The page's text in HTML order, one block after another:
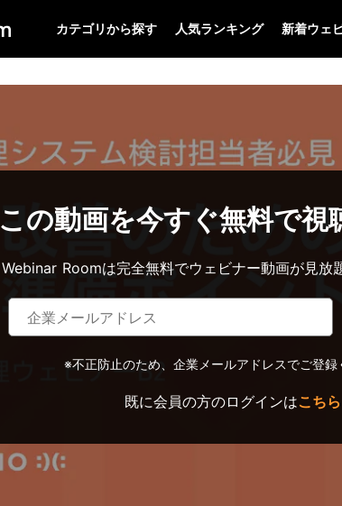
カテゴリから探す 人気ランキング 新着ウェ
この動画を今すぐ無料で視
Webinar Roomは完全無料でウェビナー動画が見放
※不正防止のため、企業メールアドレスでご登録
既に会員の方のログインはこちら